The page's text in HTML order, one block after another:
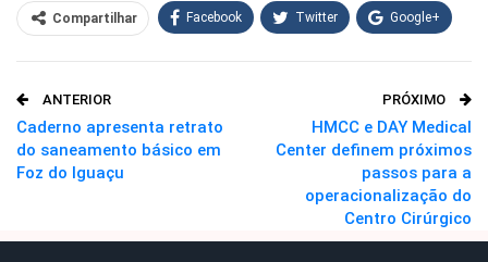
Compartilhar Facebook Twitter Google+
O email
ANTERIOR
Caderno apresenta retrato
do saneamento básico em
Foz do Iguaçu
PRÓXIMO
HMCC e DAY Medical
Center definem próximos
passos para a
operacionalização do
Centro Cirúrgico